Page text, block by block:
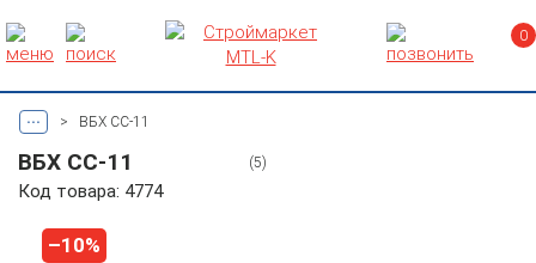
0
... > ВБХ СС-11
ВБХ СС-11 (5)
Код товара: 4774
–10%